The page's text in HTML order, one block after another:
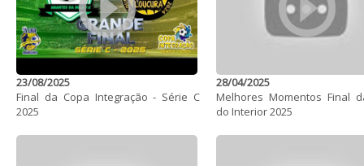
23/08/2025
Final da Copa Integração - Série C
2025
28/04/2025
Melhores Momentos Final
do Interior 2025